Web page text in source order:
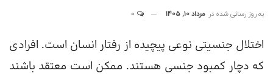
به روز رسانی شده در مرداد 10, 1405
اختلال جنسیتی نوعی پیچیده از رفتار انسان است. افرادی
که دچار کمبود جنسی هستند. ممکن است معتقد باشند